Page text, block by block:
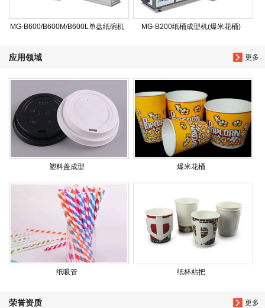
MG-B600/B600M/B600L单盘纸碗机 MG-B200纸桶成型机(爆米花桶)
更多
应用领域
塑料盖成型 爆米花桶
纸吸管 纸杯粘把
更多
荣誉资质